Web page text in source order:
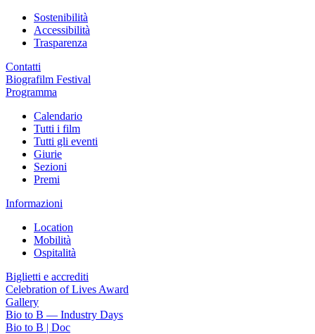
Sostenibilità
Accessibilità
Trasparenza
Contatti
Biografilm Festival
Programma
Calendario
Tutti i film
Tutti gli eventi
Giurie
Sezioni
Premi
Informazioni
Location
Mobilità
Ospitalità
Biglietti e accrediti
Celebration of Lives Award
Gallery
Bio to B — Industry Days
Bio to B | Doc